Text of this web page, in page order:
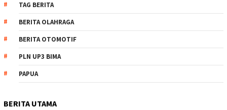
TAG BERITA
BERITA OLAHRAGA
BERITA OTOMOTIF
PLN UP3 BIMA
PAPUA
BERITA UTAMA